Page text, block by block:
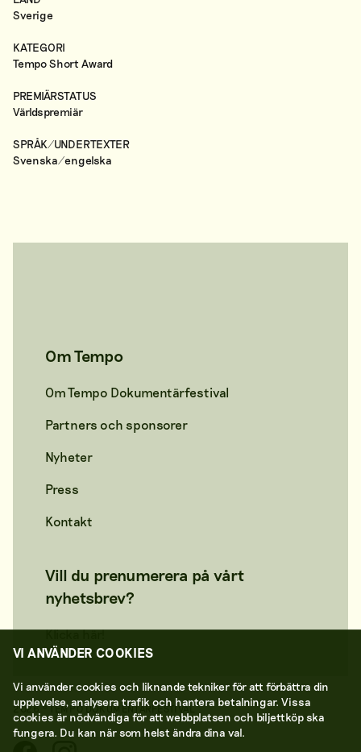
Sverige
KATEGORI
Tempo Short Award
PREMIÄRSTATUS
Världspremiär
SPRÅK/UNDERTEXTER
Svenska/engelska
Om Tempo
Om Tempo Dokumentärfestival
Partners och sponsorer
Nyheter
Press
Kontakt
Vill du prenumerera på vårt
nyhetsbrev?
Klicka här!
2026 © TEMPO DOKUMENTÄRFESTIVAL
VI ANVÄNDER COOKIES
Vi använder cookies och liknande tekniker för att förbättra din
upplevelse, analysera trafik och hantera betalningar. Vissa
cookies är nödvändiga för att webbplatsen och biljettköp ska
fungera. Du kan när som helst ändra dina val.